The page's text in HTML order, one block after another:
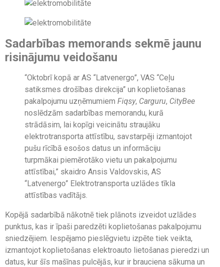
Sadarbības memorands sekmē jaunu
risinājumu veidošanu
“Oktobrī kopā ar AS “Latvenergo”, VAS “Ceļu
satiksmes drošības direkcija” un koplietošanas
pakalpojumu uzņēmumiem Fiqsy, Carguru, CityBee
noslēdzām sadarbības memorandu, kurā
strādāsim, lai kopīgi veicinātu straujāku
elektrotransporta attīstību, savstarpēji izmantojot
pušu rīcībā esošos datus un informāciju
turpmākai piemērotāko vietu un pakalpojumu
attīstībai,” skaidro Ansis Valdovskis, AS
“Latvenergo” Elektrotransporta uzlādes tīkla
attīstības vadītājs.
Kopējā sadarbībā nākotnē tiek plānots izveidot uzlādes
punktus, kas ir īpaši paredzēti koplietošanas pakalpojumu
sniedzējiem. Iespējamo pieslēgvietu izpēte tiek veikta,
izmantojot koplietošanas elektroauto lietošanas pieredzi un
datus, kur šīs mašīnas pulcējās, kur ir brauciena sākuma un